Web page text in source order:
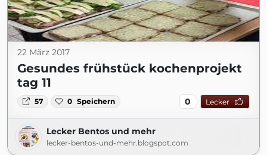
22 März 2017
Gesundes frühstück kochenprojekt
tag 11
57 0 Speichern 0 Lecker
Lecker Bentos und mehr
lecker-bentos-und-mehr.blogspot.com